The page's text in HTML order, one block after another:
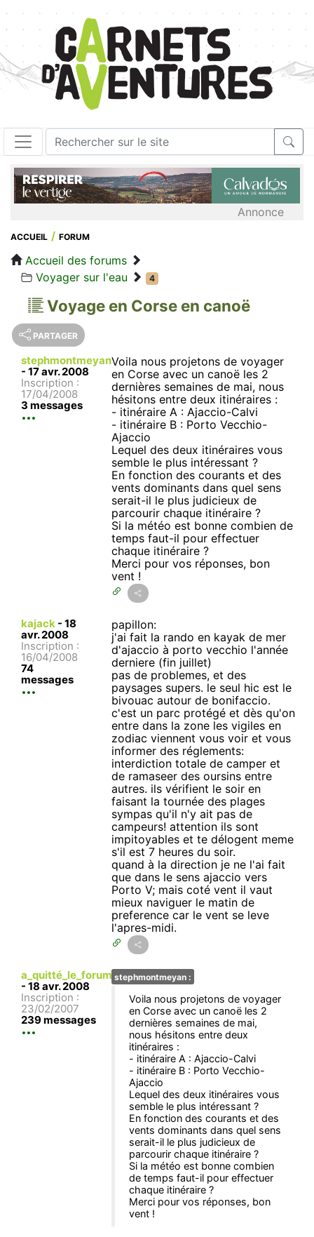
Annonce
ACCUEIL FORUM
Accueil des forums
Voyager sur l'eau
4
Voyage en Corse en canoë
PARTAGER
stephmontmeyan
- 17 avr. 2008
Inscription :
17/04/2008
3 messages
Voila nous projetons de voyager
en Corse avec un canoë les 2
dernières semaines de mai, nous
hésitons entre deux itinéraires :
- itinéraire A : Ajaccio-Calvi
- itinéraire B : Porto Vecchio-
Ajaccio
Lequel des deux itinéraires vous
semble le plus intéressant ?
En fonction des courants et des
vents dominants dans quel sens
serait-il le plus judicieux de
parcourir chaque itinéraire ?
Si la météo est bonne combien de
temps faut-il pour effectuer
chaque itinéraire ?
Merci pour vos réponses, bon
vent !
kajack - 18
avr. 2008
Inscription :
16/04/2008
74
messages
papillon:
j'ai fait la rando en kayak de mer
d'ajaccio à porto vecchio l'année
derniere (fin juillet)
pas de problemes, et des
paysages supers. le seul hic est le
bivouac autour de bonifaccio.
c'est un parc protégé et dès qu'on
entre dans la zone les vigiles en
zodiac viennent vous voir et vous
informer des réglements:
interdiction totale de camper et
de ramaseer des oursins entre
autres. ils vérifient le soir en
faisant la tournée des plages
sympas qu'il n'y ait pas de
campeurs! attention ils sont
impitoyables et te délogent meme
s'il est 7 heures du soir.
quand à la direction je ne l'ai fait
que dans le sens ajaccio vers
Porto V; mais coté vent il vaut
mieux naviguer le matin de
preference car le vent se leve
l'apres-midi.
a_quitté_le_forum
- 18 avr. 2008
Inscription :
23/02/2007
239 messages
stephmontmeyan :
Voila nous projetons de voyager
en Corse avec un canoë les 2
dernières semaines de mai,
nous hésitons entre deux
itinéraires :
- itinéraire A : Ajaccio-Calvi
- itinéraire B : Porto Vecchio-
Ajaccio
Lequel des deux itinéraires vous
semble le plus intéressant ?
En fonction des courants et des
vents dominants dans quel sens
serait-il le plus judicieux de
parcourir chaque itinéraire ?
Si la météo est bonne combien
de temps faut-il pour effectuer
chaque itinéraire ?
Merci pour vos réponses, bon
vent !